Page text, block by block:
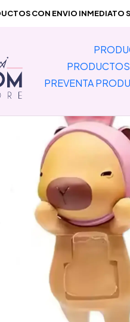
PREVENTA
CON ENVIO INMEDIATO
Inicio PREVENTA